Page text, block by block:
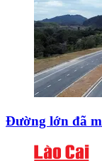
Đường lớn đã